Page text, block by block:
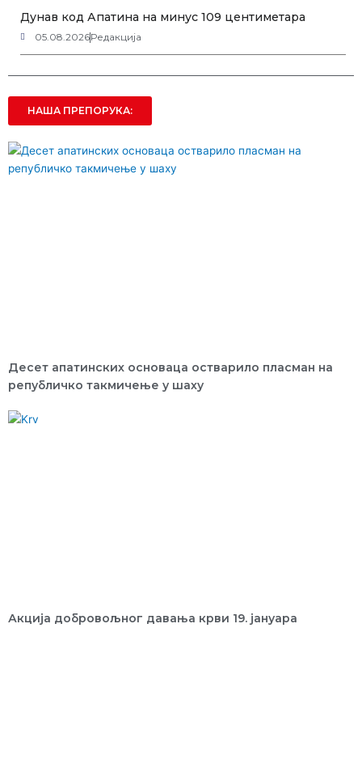
Дунав код Апатина на минус 109 центиметара
05.08.2026Редакција
НАША ПРЕПОРУКА:
Десет апатинских основаца остварило пласман на
републичко такмичење у шаху
Акција добровољног давања крви 19. јануара